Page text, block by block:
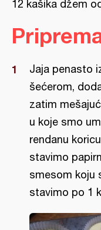
12 kašika džem
Jaja penasto
šećerom,
zatim
u koje smo
rendanu
stavimo
smesom koju
stavimo po 1